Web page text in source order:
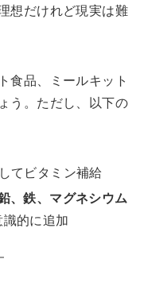
想だけれど現実は難
食品、ミールキット
う。ただし、以下の
してビタミン補給
、鉄、マグネシウム
的に追加